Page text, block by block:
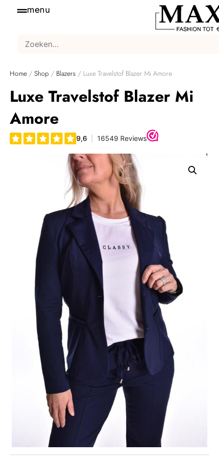
menu
Home / Shop / Blazers / Luxe Travelstof Blazer Mi Amore
Luxe Travelstof Blazer Mi
Amore